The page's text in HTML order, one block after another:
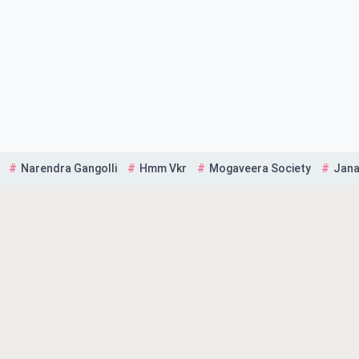
Narendra Gangolli Hmm Vkr Mogaveera Society